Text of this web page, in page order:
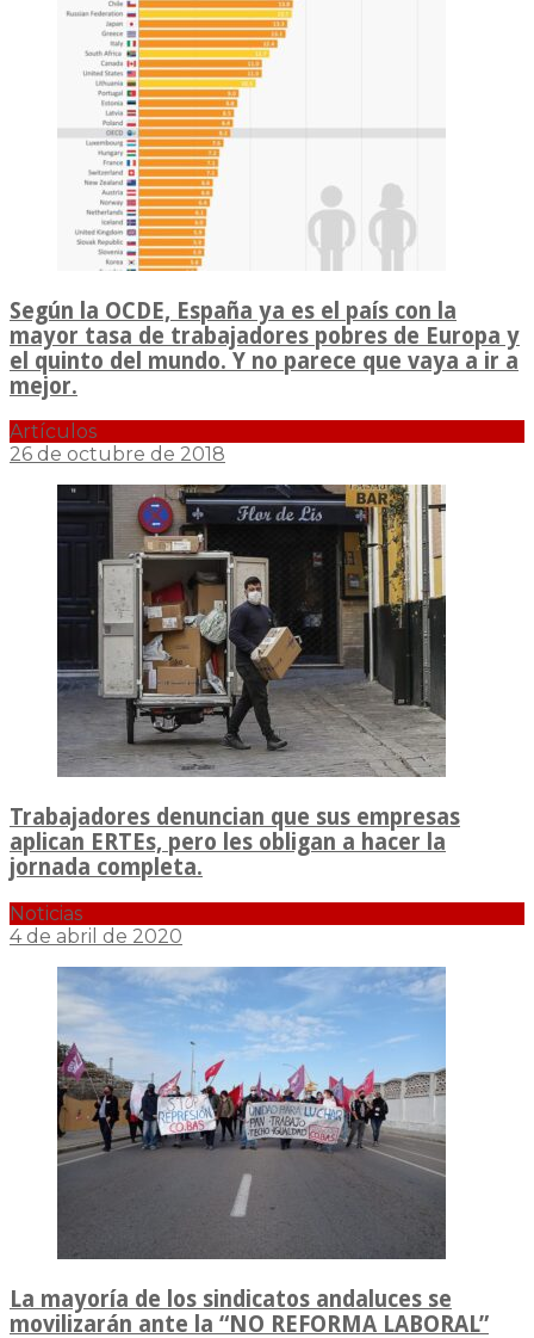
Según la OCDE, España ya es el país con la
mayor tasa de trabajadores pobres de Europa y
el quinto del mundo. Y no parece que vaya a ir a
mejor.
Artículos
26 de octubre de 2018
Trabajadores denuncian que sus empresas
aplican ERTEs, pero les obligan a hacer la
jornada completa.
Noticias
4 de abril de 2020
La mayoría de los sindicatos andaluces se
movilizarán ante la “NO REFORMA LABORAL”